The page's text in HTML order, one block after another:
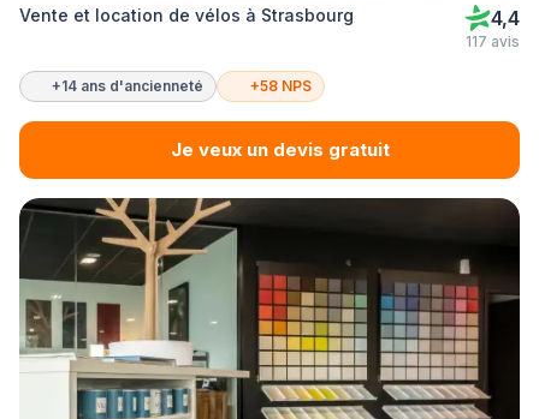
Vente et location de vélos à Strasbourg 4,4
117 avis
+14 ans d'ancienneté +58 NPS
Je veux un devis gratuit